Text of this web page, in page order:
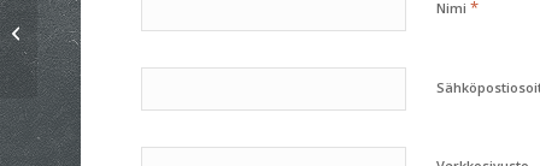
Nimi*
OP-Petäjävesi Ralli
15.07.2023